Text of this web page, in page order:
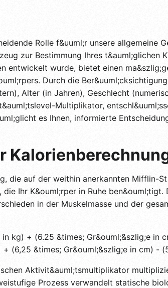
Rolle f&uuml;r unsere allgemeine
zur Bestimmung Ihres t&auml;glichen
entwickelt wurde, bietet einen
Durch die
Alter (in Jahren), Geschlecht
Multiplikator,
es Ihnen, informierte
die auf der weithin anerkannten Mifflin-
Ihr K&ouml;rper in Ruhe ben&ouml;tigt.
in der Muskelmasse und der
in kg) + (6.25 &times; Gr&ouml;&szlig;e in
(6,25 &times; Gr&ouml;&szlig;e in cm) -
Aktivit&auml;tsmultiplikator
Prozess verwandelt statische